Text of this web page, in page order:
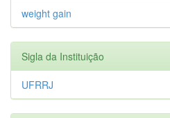
weight gain
Sigla da Instituição
UFRRJ